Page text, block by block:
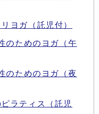
ヨガ（託児付）
のためのヨガ（午
のためのヨガ（夜
ラティス（託児